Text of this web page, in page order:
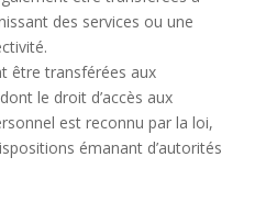
des services ou une
être transférées aux
le droit d’accès aux
est reconnu par la loi,
émanant d’autorités